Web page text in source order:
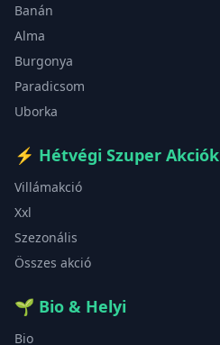
Banán
Alma
Burgonya
Paradicsom
Uborka
⚡ Hétvégi Szuper Akciók
Villámakció
Xxl
Szezonális
Összes akció
🌱 Bio & Helyi
Bio